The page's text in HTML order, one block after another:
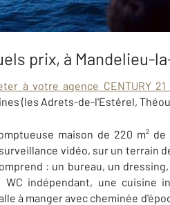
prix, à Mandelieu-
à votre agence CENTURY
(les Adrets-de-l'Estérel,
maison de 220 m²
vidéo, sur un terrain
: un bureau, un
WC indépendant, une cuisine
à manger avec cheminée